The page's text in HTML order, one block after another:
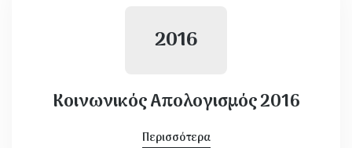
2016
Κοινωνικός Απολογισμός 2016
Περισσότερα